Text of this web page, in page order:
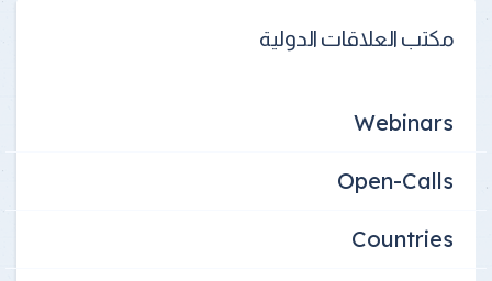
مكتب العلاقات الدولية
Webinars
Open-Calls
Countries